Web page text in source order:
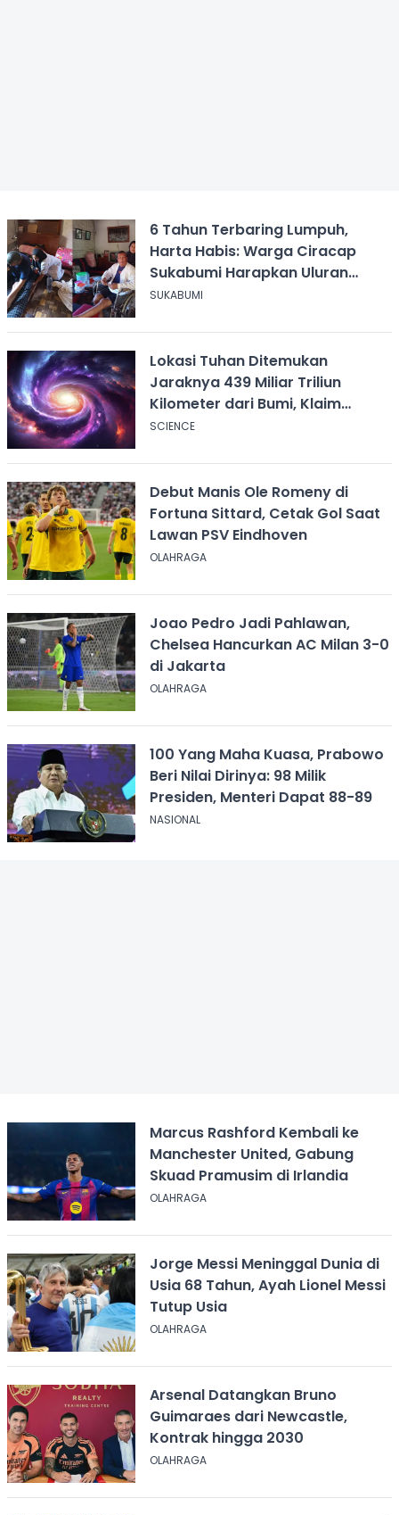
6 Tahun Terbaring Lumpuh,
Harta Habis: Warga Ciracap
Sukabumi Harapkan Uluran
Tangan KDM
SUKABUMI
Lokasi Tuhan Ditemukan
Jaraknya 439 Miliar Triliun
Kilometer dari Bumi, Klaim
Ilmuwan Harvard
SCIENCE
Debut Manis Ole Romeny di
Fortuna Sittard, Cetak Gol Saat
Lawan PSV Eindhoven
OLAHRAGA
Joao Pedro Jadi Pahlawan,
Chelsea Hancurkan AC Milan 3-0
di Jakarta
OLAHRAGA
100 Yang Maha Kuasa, Prabowo
Beri Nilai Dirinya: 98 Milik
Presiden, Menteri Dapat 88-89
NASIONAL
Marcus Rashford Kembali ke
Manchester United, Gabung
Skuad Pramusim di Irlandia
OLAHRAGA
Jorge Messi Meninggal Dunia di
Usia 68 Tahun, Ayah Lionel Messi
Tutup Usia
OLAHRAGA
Arsenal Datangkan Bruno
Guimaraes dari Newcastle,
Kontrak hingga 2030
OLAHRAGA